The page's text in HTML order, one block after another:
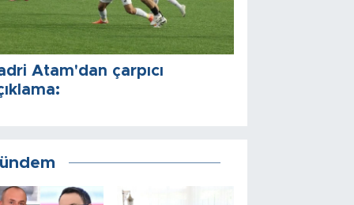
LGS tercih sonuçları
Atam'dan çarpıcı